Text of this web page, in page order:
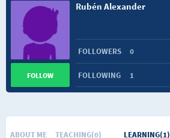
Rubén Alexander
FOLLOWERS 0
FOLLOWING 1
FOLLOW
ABOUT ME TEACHING(0) LEARNING(1)